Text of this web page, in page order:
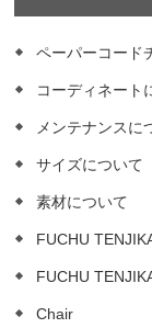
ペーパーコード
コーディネート
メンテナンスに
サイズについて
素材について
FUCHU
FUCHU
Chair